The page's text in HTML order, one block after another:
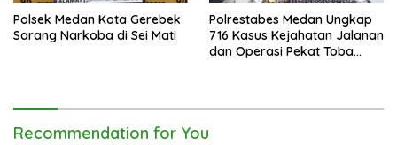
Polsek Medan Kota Gerebek
Sarang Narkoba di Sei Mati
Polrestabes Medan Ungkap
716 Kasus Kejahatan Jalanan
dan Operasi Pekat Toba
Recommendation for You